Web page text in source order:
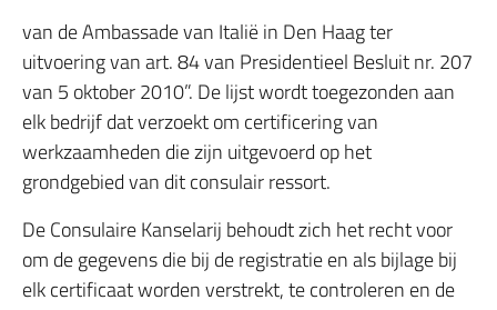
van de Ambassade van Italië in Den Haag ter
uitvoering van art. 84 van Presidentieel Besluit nr. 207
van 5 oktober 2010”. De lijst wordt toegezonden aan
elk bedrijf dat verzoekt om certificering van
werkzaamheden die zijn uitgevoerd op het
grondgebied van dit consulair ressort.
De Consulaire Kanselarij behoudt zich het recht voor
om de gegevens die bij de registratie en als bijlage bij
elk certificaat worden verstrekt, te controleren en de